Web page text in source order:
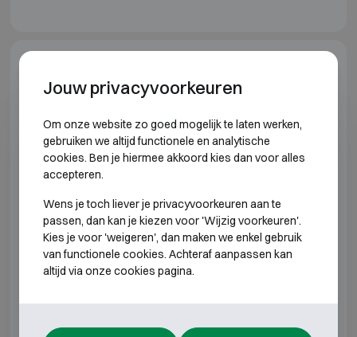
Model Buitenmaten (mm) Binnenmaten
GC 50 H175 B500 D360
GC 80 H175 B800 D510 H103 B720
GC 100 H175 B1000 D510
Jouw privacyvoorkeuren
Om onze website zo goed mogelijk te laten werken,
gebruiken we altijd functionele en analytische
cookies. Ben je hiermee akkoord kies dan voor alles
accepteren.
Wens je toch liever je privacyvoorkeuren aan te
passen, dan kan je kiezen voor 'Wijzig voorkeuren'.
Kies je voor 'weigeren', dan maken we enkel gebruik
van functionele cookies. Achteraf aanpassen kan
altijd via onze cookies pagina.